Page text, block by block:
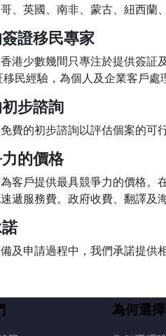
、英國、南非、蒙古、紐西蘭
證移民專家
港少數幾間只專注於提供簽証
民經驗，為個人及企業客戶處
步諮詢
費的初步諮詢以評估個案的可
的價格
客戶提供最具競爭力的價格。
遞服務費。政府收費、翻譯及
及申請過程中，我們承諾提供
為何選